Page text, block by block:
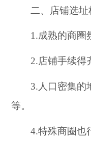
二、店铺选址
1.成熟的商圈氛
2.店铺手续得齐
3.人口密集的地
等。
4.特殊商圈也行